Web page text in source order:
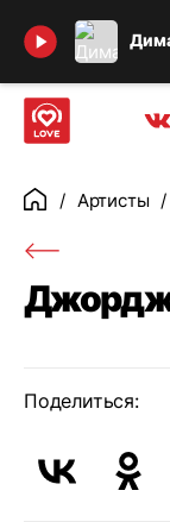
Найти
ГлавнаяАртисты
Джордж
Поделиться: